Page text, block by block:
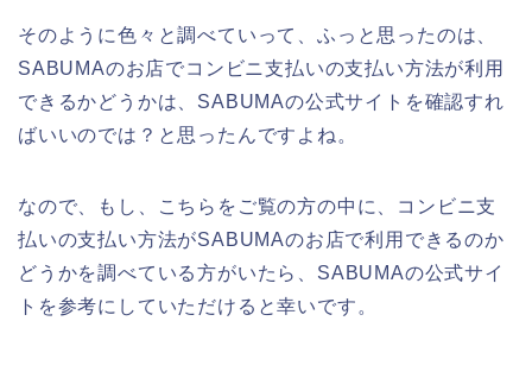
そのように色々と調べていって、ふっと思ったのは、
SABUMAのお店でコンビニ支払いの支払い方法が利用
できるかどうかは、SABUMAの公式サイトを確認すれ
ばいいのでは？と思ったんですよね。
なので、もし、こちらをご覧の方の中に、コンビニ支
払いの支払い方法がSABUMAのお店で利用できるのか
どうかを調べている方がいたら、SABUMAの公式サイ
トを参考にしていただけると幸いです。